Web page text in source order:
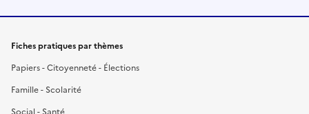
Fiches pratiques par thèmes
Papiers - Citoyenneté - Élections
Famille - Scolarité